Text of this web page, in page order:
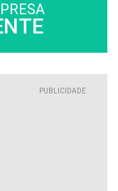
PUBLICIDADE